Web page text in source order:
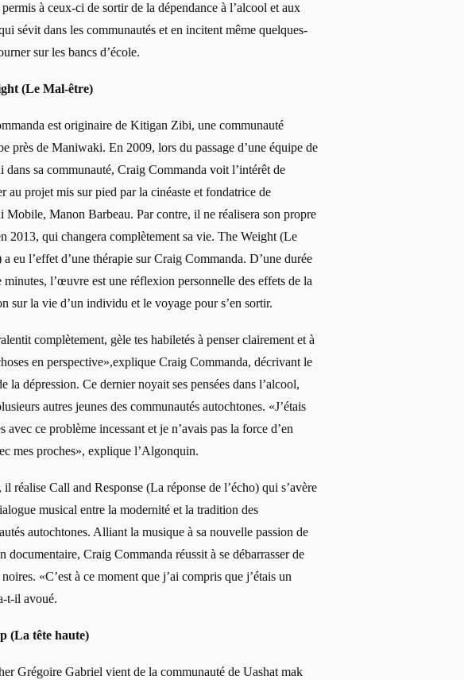
à ceux-ci de sortir de la dépendance à l’alcool et aux
sévit dans les communautés et en incitent même quelques-
sur les bancs d’école.
(Le Mal-être)
est originaire de Kitigan Zibi, une communauté
près de Maniwaki. En 2009, lors du passage d’une équipe de
dans sa communauté, Craig Commanda voit l’intérêt de
au projet mis sur pied par la cinéaste et fondatrice de
Mobile, Manon Barbeau. Par contre, il ne réalisera son propre
2013, qui changera complètement sa vie. The Weight (Le
eu l’effet d’une thérapie sur Craig Commanda. D’une durée
minutes, l’œuvre est une réflexion personnelle des effets de la
sur la vie d’un individu et le voyage pour s’en sortir.
complètement, gèle tes habiletés à penser clairement et à
en perspective»,explique Craig Commanda, décrivant le
la dépression. Ce dernier noyait ses pensées dans l’alcool,
autres jeunes des communautés autochtones. «J’étais
avec ce problème incessant et je n’avais pas la force d’en
mes proches», explique l’Algonquin.
réalise Call and Response (La réponse de l’écho) qui s’avère
musical entre la modernité et la tradition des
autochtones. Alliant la musique à sa nouvelle passion de
documentaire, Craig Commanda réussit à se débarrasser de
noires. «C’est à ce moment que j’ai compris que j’étais un
t-il avoué.
(La tête haute)
Grégoire Gabriel vient de la communauté de Uashat mak